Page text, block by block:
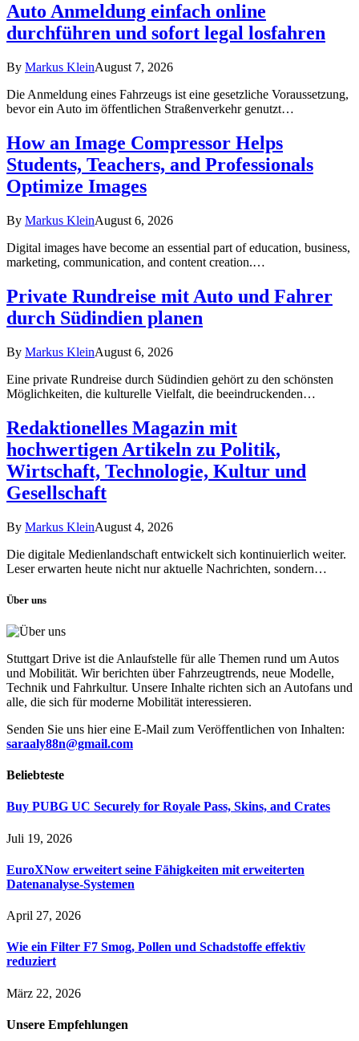
Auto Anmeldung einfach online
durchführen und sofort legal losfahren
By Markus KleinAugust 7, 2026
Die Anmeldung eines Fahrzeugs ist eine gesetzliche Voraussetzung,
bevor ein Auto im öffentlichen Straßenverkehr genutzt…
How an Image Compressor Helps
Students, Teachers, and Professionals
Optimize Images
By Markus KleinAugust 6, 2026
Digital images have become an essential part of education, business,
marketing, communication, and content creation.…
Private Rundreise mit Auto und Fahrer
durch Südindien planen
By Markus KleinAugust 6, 2026
Eine private Rundreise durch Südindien gehört zu den schönsten
Möglichkeiten, die kulturelle Vielfalt, die beeindruckenden…
Redaktionelles Magazin mit
hochwertigen Artikeln zu Politik,
Wirtschaft, Technologie, Kultur und
Gesellschaft
By Markus KleinAugust 4, 2026
Die digitale Medienlandschaft entwickelt sich kontinuierlich weiter.
Leser erwarten heute nicht nur aktuelle Nachrichten, sondern…
Über uns
Stuttgart Drive ist die Anlaufstelle für alle Themen rund um Autos
und Mobilität. Wir berichten über Fahrzeugtrends, neue Modelle,
Technik und Fahrkultur. Unsere Inhalte richten sich an Autofans und
alle, die sich für moderne Mobilität interessieren.
Senden Sie uns hier eine E-Mail zum Veröffentlichen von Inhalten:
saraaly88n@gmail.com
Beliebteste
Buy PUBG UC Securely for Royale Pass, Skins, and Crates
Juli 19, 2026
EuroXNow erweitert seine Fähigkeiten mit erweiterten
Datenanalyse-Systemen
April 27, 2026
Wie ein Filter F7 Smog, Pollen und Schadstoffe effektiv
reduziert
März 22, 2026
Unsere Empfehlungen